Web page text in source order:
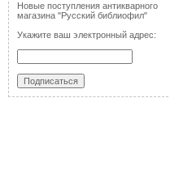
Новые поступления антикварного
магазина "Русский библиофил"
Укажите ваш электронный адрес: